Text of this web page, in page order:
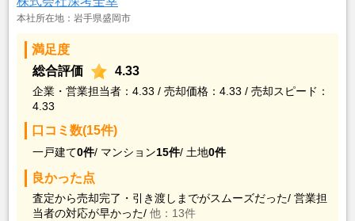
本社所在地：岩手県盛岡市
満足度
総合評価
4.33
企業・営業担当者：4.33 / 売却価格：4.33 / 売却スピード：
4.33
口コミ数(15件)
一戸建て0件/ マンション15件/ 土地0件
良かった点
査定から売却完了・引き渡しまでがスムーズだった/ 営業担
当者の対応が早かった/ 他：13件